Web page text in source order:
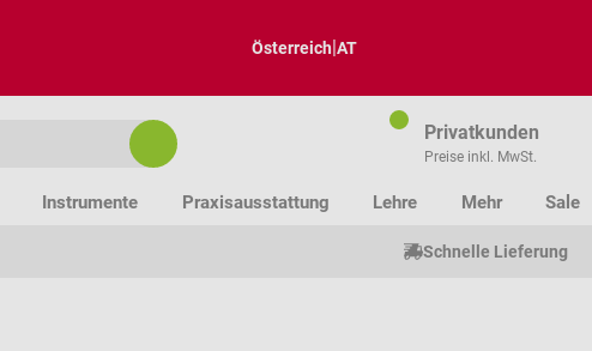
Österreich|AT
Privatkunden
Preise inkl. MwSt.
Instrumente Praxisausstattung Lehre Mehr Sale
Schnelle Lieferung